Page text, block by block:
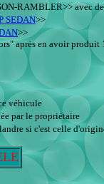
RAMBLER>> avec
SEDAN>>
>>
après en avoir
véhicule
par le propriétaire
si c'est celle